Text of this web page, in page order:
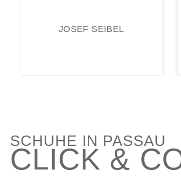
2428100006
SCHUHE IN PASSAU
CLICK &